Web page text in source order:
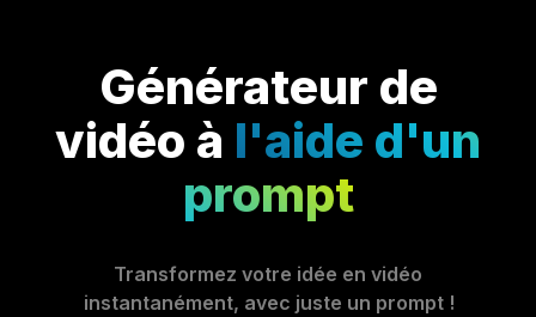
Générateur de
vidéo à l'aide d'un
prompt
Transformez votre idée en vidéo
instantanément, avec juste un prompt !